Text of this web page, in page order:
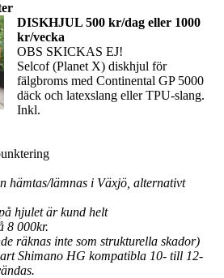
DISKHJUL 500 kr/dag eller 1000
kr/vecka
OBS SKICKAS EJ!
Selcof (Planet X) diskhjul för
fälgbroms med Continental GP 5000
däck och latexslang eller TPU-slang.
Inkl.
hämtas/lämnas i Växjö, alternativt
hjulet är kund helt
8 000kr.
räknas inte som strukturella skador)
Shimano HG kompatibla 10- till 12-